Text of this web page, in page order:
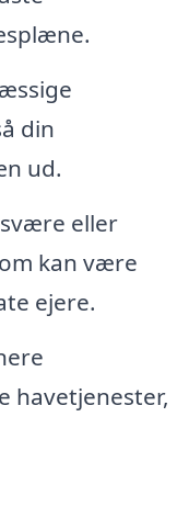
din
ud.
eller
kan være
ejere.
havetjenester,